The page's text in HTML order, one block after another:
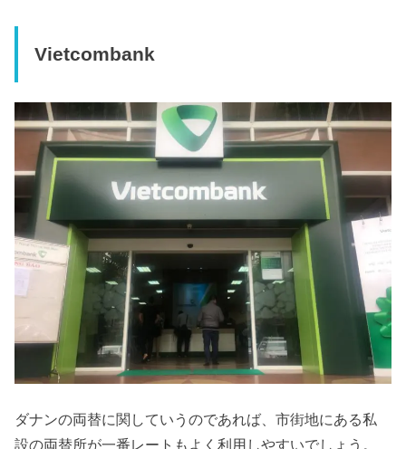
Vietcombank
ダナンの両替に関していうのであれば、市街地にある私
設の両替所が一番レートもよく利用しやすいでしょう。